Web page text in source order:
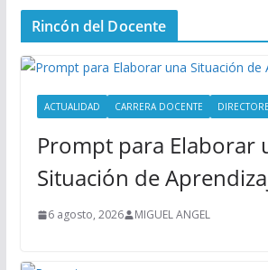
n
P
Rincón del Docente
ACTUALIDAD CARRERA DOCENTE
Prompt para Elaborar
Situación de
6 agosto, 2026 MIGUEL ANGEL